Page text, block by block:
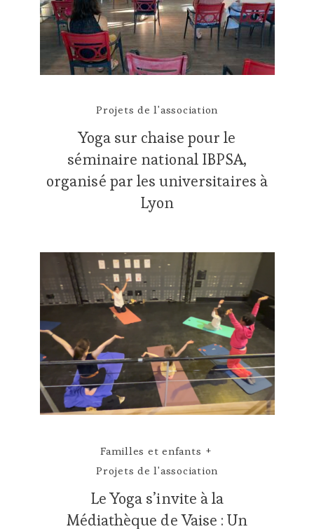
Projets de l'association
Yoga sur chaise pour le
séminaire national IBPSA,
organisé par les universitaires à
Lyon
Familles et enfants
Projets de l'association
Le Yoga s’invite à la
Médiathèque de Vaise : Un